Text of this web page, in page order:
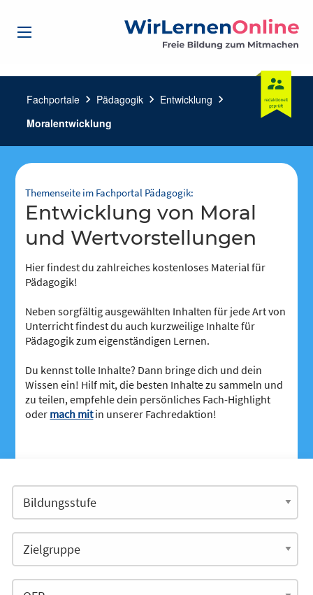
Fachportale chevron_right Pädagogik chevron_right Entwicklung chevron_right
Moralentwicklung
Themenseite im Fachportal Pädagogik:
Entwicklung von Moral
und Wertvorstellungen
Hier findest du zahlreiches kostenloses Material für
Pädagogik!
Neben sorgfältig ausgewählten Inhalten für jede Art von
Unterricht findest du auch kurzweilige Inhalte für
Pädagogik zum eigenständigen Lernen.
Du kennst tolle Inhalte? Dann bringe dich und dein
Wissen ein! Hilf mit, die besten Inhalte zu sammeln und
zu teilen, empfehle dein persönliches Fach-Highlight
oder mach mitin unserer Fachredaktion!